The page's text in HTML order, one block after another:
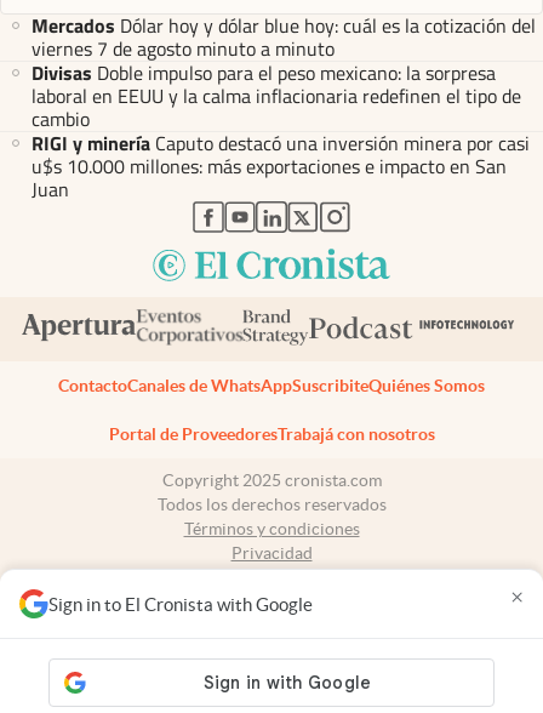
Sign in to El Cronista with Google ×
Mercados Dólar hoy y dólar blue hoy: cuál es la cotización del
viernes 7 de agosto minuto a minuto
Divisas Doble impulso para el peso mexicano: la sorpresa
laboral en EEUU y la calma inflacionaria redefinen el tipo de
cambio
RIGI y minería Caputo destacó una inversión minera por casi
u$s 10.000 millones: más exportaciones e impacto en San
Juan
abre en nueva pestaña
abre en nueva pestaña
abre en nueva pestaña
abre en nueva pestaña
abre en nueva pestaña
ContactoCanales de WhatsAppSuscribiteQuiénes Somos
Portal de ProveedoresTrabajá con nosotros
Copyright 2025 cronista.com
Todos los derechos reservados
Términos y condiciones
Privacidad
Tel: +54 11 7078-3270
propiedad intelectual: 56576959
N° de edición: 10.950 - 7 de agosto de 2026